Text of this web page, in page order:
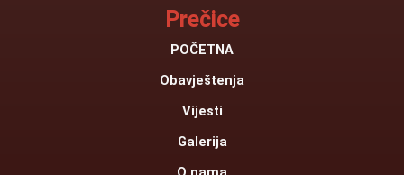
e
b
o
k
t
u
e
Prečice
POČETNA
Obavještenja
Vijesti
Galerija